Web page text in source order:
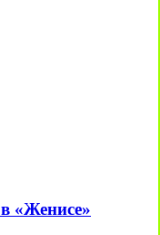
«Женисе»